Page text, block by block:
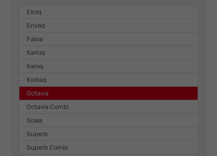
Elroq
Enyaq
Fabia
Kamiq
Karoq
Kodiaq
Octavia
Octavia Combi
Scala
Superb
Superb Combi